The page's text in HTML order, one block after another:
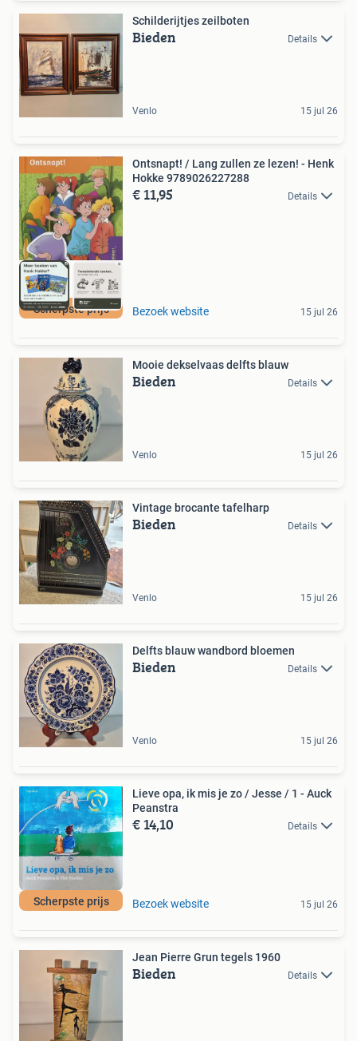
Schilderijtjes zeilboten
Bieden Details
Venlo 15 jul 26
Scherpste prijs
Ontsnapt! / Lang zullen ze lezen! - Henk
Hokke 9789026227288
€ 11,95 Details
Bezoek website 15 jul 26
Mooie dekselvaas delfts blauw
Bieden Details
Venlo 15 jul 26
Vintage brocante tafelharp
Bieden Details
Venlo 15 jul 26
Delfts blauw wandbord bloemen
Bieden Details
Venlo 15 jul 26
Scherpste prijs
Lieve opa, ik mis je zo / Jesse / 1 - Auck
Peanstra
€ 14,10 Details
Bezoek website 15 jul 26
Jean Pierre Grun tegels 1960
Bieden Details